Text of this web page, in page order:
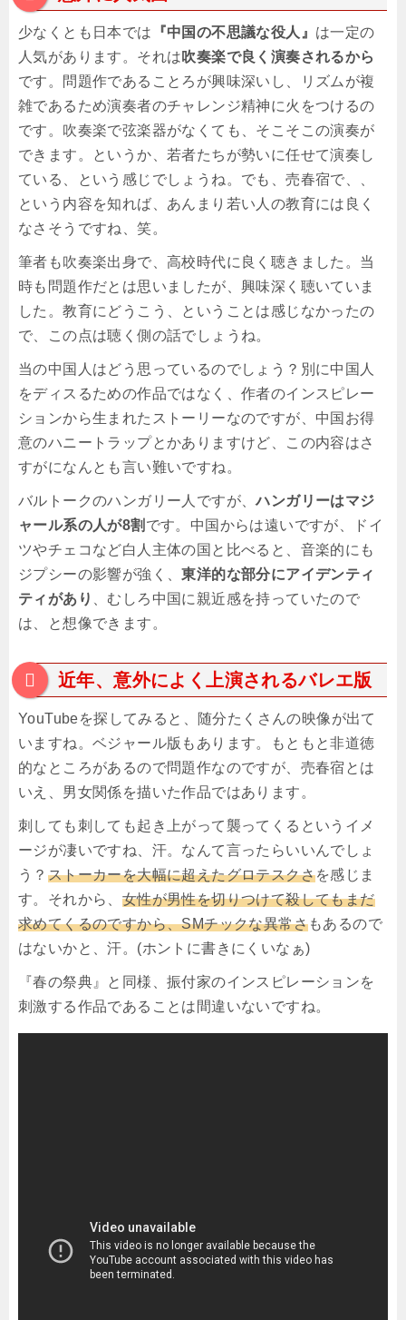
少なくとも日本では 『中国の不思議な役人』 は一定の
人気があります。それは吹奏楽で良く演奏されるから
です。問題作であることろが興味深いし、リズムが複
雑であるため演奏者のチャレンジ精神に火をつけるの
です。吹奏楽で弦楽器がなくても、そこそこの演奏が
できます。というか、若者たちが勢いに任せて演奏し
ている、という感じでしょうね。でも、売春宿で、、
という内容を知れば、あんまり若い人の教育には良く
なさそうですね、笑。
筆者も吹奏楽出身で、高校時代に良く聴きました。当
時も問題作だとは思いましたが、興味深く聴いていま
した。教育にどうこう、ということは感じなかったの
で、この点は聴く側の話でしょうね。
当の中国人はどう思っているのでしょう？別に中国人
をディスるための作品ではなく、作者のインスピレー
ションから生まれたストーリーなのですが、中国お得
意のハニートラップとかありますけど、この内容はさ
すがになんとも言い難いですね。
バルトークのハンガリー人ですが、ハンガリーはマジ
ャール系の人が8割 です。中国からは遠いですが、ドイ
ツやチェコなど白人主体の国と比べると、音楽的にも
ジプシーの影響が強く、東洋的な部分にアイデンティ
ティがあり
、むしろ中国に親近感を持っていたので
は、と想像できます。
近年、意外によく上演されるバレエ版
YouTubeを探してみると、随分たくさんの映像が出て
いますね。ベジャール版もあります。もともと非道徳
的なところがあるので問題作なのですが、売春宿とは
いえ、男女関係を描いた作品ではあります。
刺しても刺しても起き上がって襲ってくるというイメ
ージが凄いですね、汗。なんて言ったらいいんでしょ
う？ ストーカーを大幅に超えたグロテスクさを感じま
す。それから、 女性が男性を切りつけて殺してもまだ
求めてくるのですから、SMチックな異常さもあるので
はないかと、汗。(ホントに書きにくいなぁ)
『春の祭典』と同様、振付家のインスピレーションを
刺激する作品であることは間違いないですね。